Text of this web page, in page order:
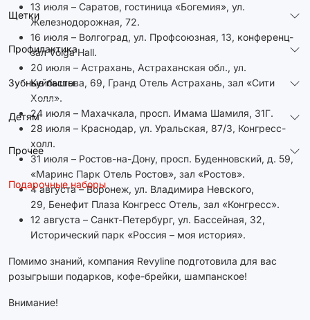
Щетки
Профилактика
Зубные пасты
Детям
Прочее
Подарочные наборы
13 июля – Саратов, гостиница «Богемия», ул.
Железнодорожная, 72.
16 июля – Волгоград, ул. Профсоюзная, 13, конференц-
зал Volga Hall.
20 июля – Астрахань, Астраханская обл., ул.
Куйбышева, 69, Гранд Отель Астрахань, зал «Сити
Холл».
24 июля – Махачкала, просп. Имама Шамиля, 31Г.
28 июля – Краснодар, ул. Уральская, 87/3, Конгресс-
холл.
31 июля – Ростов-на-Дону, просп. Буденновский, д. 59,
«Маринс Парк Отель Ростов», зал «Ростов».
4 августа – Воронеж, ул. Владимира Невского,
29, Бенефит Плаза Конгресс Отель, зал «Конгресс».
12 августа – Санкт-Петербург, ул. Бассейная, 32,
Исторический парк «Россия – моя история».
Помимо знаний, компания Revyline подготовила для вас
розыгрыши подарков, кофе-брейки, шампанское!
Внимание!